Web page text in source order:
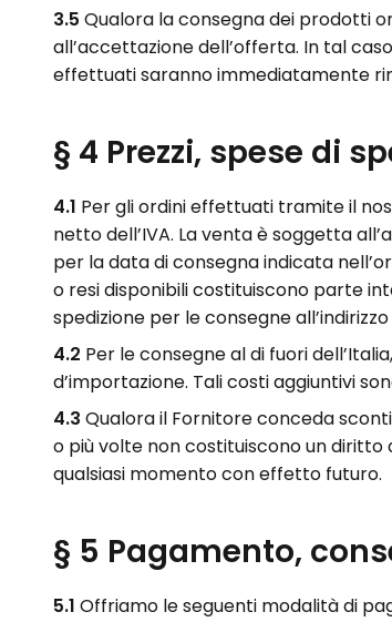
3.5 Qualora la consegna dei prodotti
all’accettazione dell’offerta. In tal
effettuati saranno immediatamente
§ 4 Prezzi, spese di
4.1 Per gli ordini effettuati tramite il
netto dell’IVA. La venta è soggetta al
per la data di consegna indicata
o resi disponibili costituiscono parte
spedizione per le consegne
4.2 Per le consegne al di fuori
d’importazione. Tali costi aggiuntivi
4.3 Qualora il Fornitore conceda
o più volte non costituiscono un
qualsiasi momento con effetto futuro.
§ 5 Pagamento,
5.1 Offriamo le seguenti modalità di